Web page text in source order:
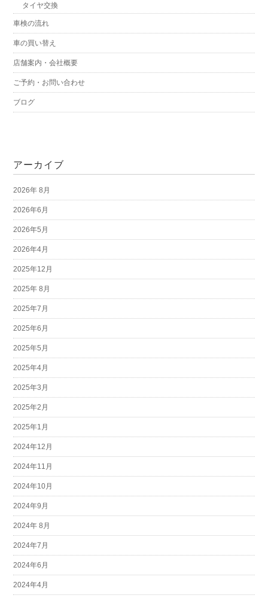
タイヤ交換
車検の流れ
車の買い替え
店舗案内・会社概要
ご予約・お問い合わせ
ブログ
アーカイブ
2026年 8月
2026年6月
2026年5月
2026年4月
2025年12月
2025年 8月
2025年7月
2025年6月
2025年5月
2025年4月
2025年3月
2025年2月
2025年1月
2024年12月
2024年11月
2024年10月
2024年9月
2024年 8月
2024年7月
2024年6月
2024年4月